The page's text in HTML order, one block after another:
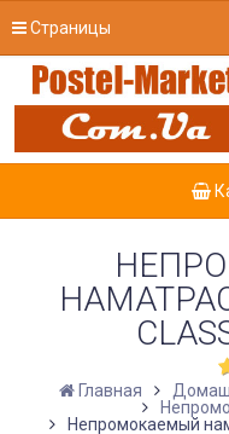
Страницы
Главная
Непромокаемый